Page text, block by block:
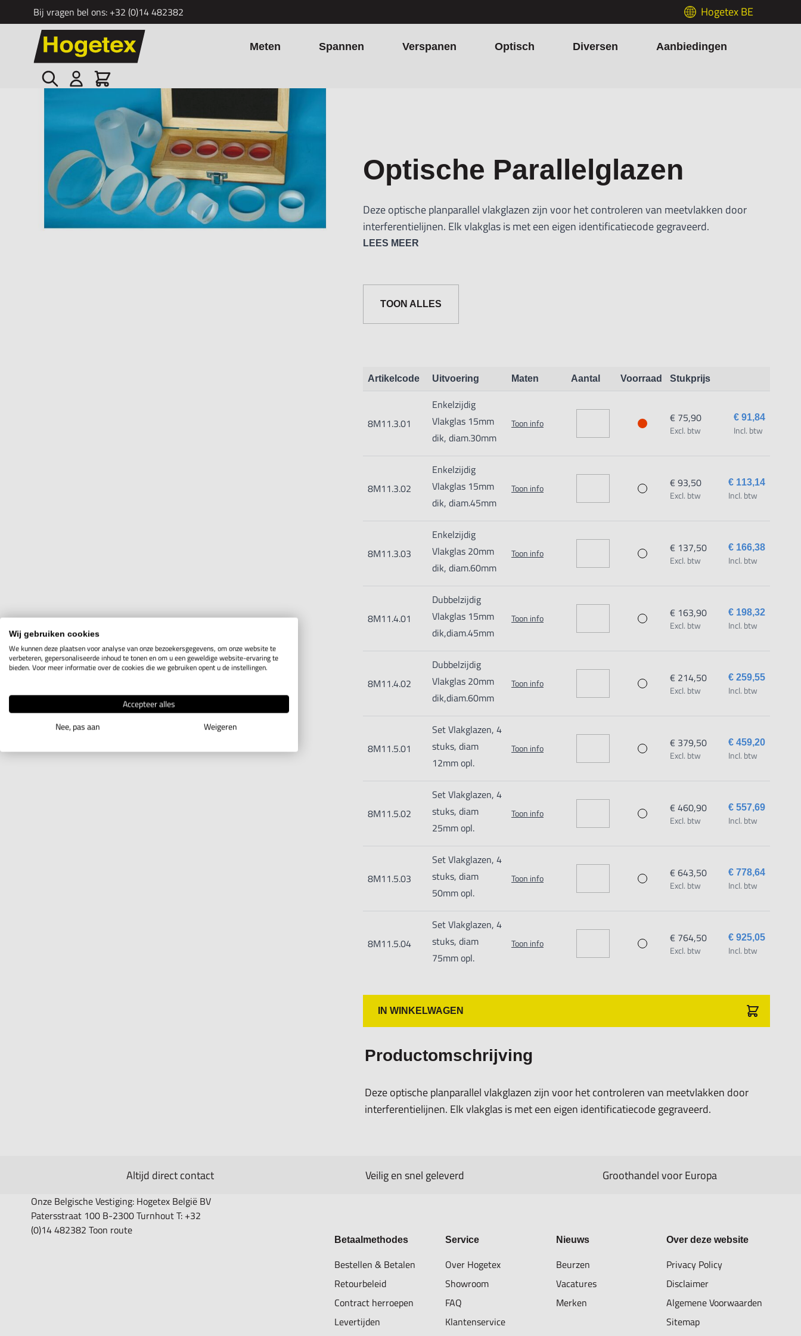
Bij vragen bel ons: +32 (0)14 482382 Hogetex BE
Ga naar de inhoud
Meten Spannen Verspanen Optisch Diversen Aanbiedingen
Zoek Cart
Optische Parallelglazen
Optische Parallelglazen
Deze optische planparallel vlakglazen zijn voor het controleren van meetvlakken door
interferentielijnen. Elk vlakglas is met een eigen identificatiecode gegraveerd.
LEES MEER
TOON ALLES
Artikelcode Uitvoering Maten Aantal Voorraad Stukprijs
8M11.3.01
Enkelzijdig
Vlakglas 15mm
dik, diam.30mm
Toon info € 91,84
Incl. btw
€ 75,90
Excl. btw
8M11.3.02
Enkelzijdig
Vlakglas 15mm
dik, diam.45mm
Toon info € 113,14
Incl. btw
€ 93,50
Excl. btw
8M11.3.03
Enkelzijdig
Vlakglas 20mm
dik, diam.60mm
Toon info € 166,38
Incl. btw
€ 137,50
Excl. btw
8M11.4.01
Dubbelzijdig
Vlakglas 15mm
dik,diam.45mm
Toon info € 198,32
Incl. btw
€ 163,90
Excl. btw
8M11.4.02
Dubbelzijdig
Vlakglas 20mm
dik,diam.60mm
Toon info € 259,55
Incl. btw
€ 214,50
Excl. btw
8M11.5.01
Set Vlakglazen, 4
stuks, diam
12mm opl.
Toon info € 459,20
Incl. btw
€ 379,50
Excl. btw
8M11.5.02
Set Vlakglazen, 4
stuks, diam
25mm opl.
Toon info € 557,69
Incl. btw
€ 460,90
Excl. btw
8M11.5.03
Set Vlakglazen, 4
stuks, diam
50mm opl.
Toon info € 778,64
Incl. btw
€ 643,50
Excl. btw
8M11.5.04
Set Vlakglazen, 4
stuks, diam
75mm opl.
Toon info € 925,05
Incl. btw
€ 764,50
Excl. btw
IN WINKELWAGEN
Productomschrijving
Deze optische planparallel vlakglazen zijn voor het controleren van meetvlakken door
interferentielijnen. Elk vlakglas is met een eigen identificatiecode gegraveerd.
Altijd direct contact Veilig en snel geleverd Groothandel voor Europa
Onze Belgische Vestiging: Hogetex België BV
Patersstraat 100 B-2300 Turnhout T: +32
(0)14 482382 Toon route
Betaalmethodes
Bestellen & Betalen
Retourbeleid
Contract herroepen
Levertijden
Service
Over Hogetex
Showroom
FAQ
Klantenservice
Nieuws
Beurzen
Vacatures
Merken
Over deze website
Privacy Policy
Disclaimer
Algemene Voorwaarden
Sitemap
Wij gebruiken cookies
We kunnen deze plaatsen voor analyse van onze bezoekersgegevens, om onze website te
verbeteren, gepersonaliseerde inhoud te tonen en om u een geweldige website-ervaring te
bieden. Voor meer informatie over de cookies die we gebruiken opent u de instellingen.
Accepteer alles
Nee, pas aan
Weigeren